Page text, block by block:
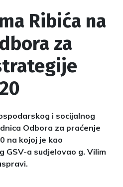
Ribića na
za
i socijalnog
Odbora za praćenje
na kojoj je kao
a sudjelovao g. Vilim